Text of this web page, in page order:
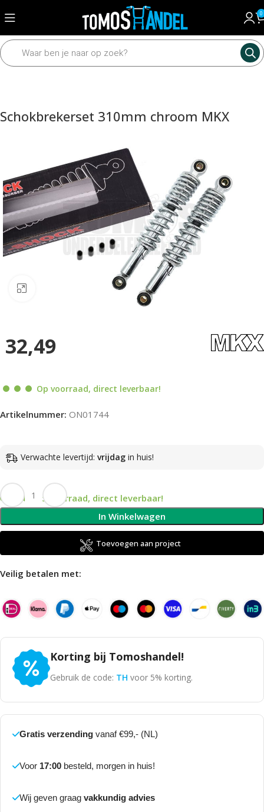
0
Home Framedelen Schokbreker Schokbrekers
Schokbrekerset 310mm chroom MKX
Klik om te vergroten
32,49
Op voorraad, direct leverbaar!
Artikelnummer: ON01744
Verwachte levertijd: vrijdag in huis!
Op voorraad, direct leverbaar!
In Winkelwagen
Toevoegen aan project
Veilig betalen met:
Korting bij Tomoshandel!
Gebruik de code: TH voor 5% korting.
Gratis verzending vanaf €99,- (NL)
Voor 17:00 besteld, morgen in huis!
Wij geven graag vakkundig advies